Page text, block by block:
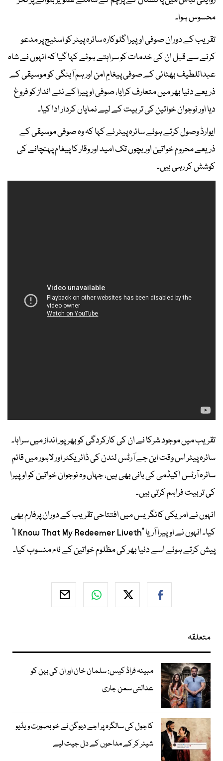
محسوس ہوا۔
تقریب کے دوران صوفی اوپیرا گلوکارہ سائرہ پیٹر کو اسٹیج پر مدعو
کرنے سے قبل ان کی خدمات کو سراہتے ہوئے کہا گیا کہ انہوں نے شاہ
عبداللطیف بھٹائی کے صوفی پیغامِ امن اور ہم آہنگی کو موسیقی کے
ذریعے دنیا بھر میں متعارف کرایا، صوفی اوپیرا کے نئے انداز کو فروغ
دیا اور نوجوان خواتین کی تربیت کے لیے نمایاں کردار ادا کیا۔
ایوارڈ وصول کرتے ہوئے سائرہ پیٹر نے کہا کہ وہ صوفی موسیقی کے
ذریعے محروم خواتین اور بچوں تک امید اور وقار کا پیغام پہنچانے کی
کوشش کر رہی ہیں۔
تقریب میں موجود شرکا نے ان کی کارکردگی کو بھرپور انداز میں سراہا۔
سائرہ پیٹر اس وقت این جے آرٹس لندن کی ڈائریکٹر اور لاہور میں قائم
سائرہ آرٹس اکیڈمی کی بانی بھی ہیں، جہاں وہ نوجوان خواتین کو اوپیرا
کی تربیت فراہم کرتی ہیں۔
انہوں نے امریکی کانگریس میں افتتاحی تقریب کے دوران پرفارم بھی
کیا۔ انہوں نے اوپیرا آریا “I Know That My Redeemer Liveth”
پیش کرتے ہوئے اسے دنیا بھر کی مظلوم خواتین کے نام منسوب کیا۔
متعلقہ
مبینہ فراڈ کیس: سلمان خان اور ان کی بہن کو
عدالتی سمن جاری
کاجول کی سالگرہ پر اجے دیوگن نے خوبصورت ویڈیو
شیئر کر کے مداحوں کے دل جیت لیے